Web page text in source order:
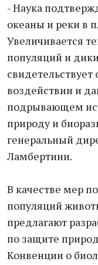
- Наука
океаны и реки в
Увеличивается
популяций и
воздействии и
подрывающем
природу и
генеральный
Ламбертини.
В качестве мер
популяций
предлагают
по защите
Конвенции о